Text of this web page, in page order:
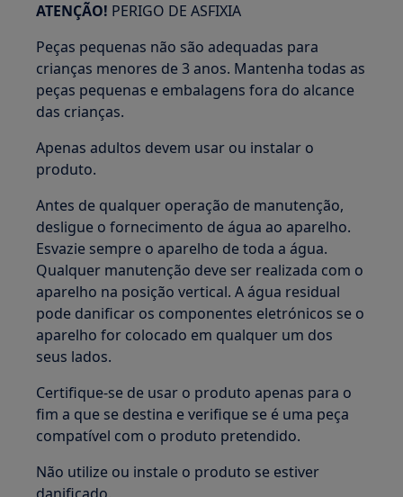
ATENÇÃO! PERIGO DE ASFIXIA
Peças pequenas não são adequadas para
crianças menores de 3 anos. Mantenha todas as
peças pequenas e embalagens fora do alcance
das crianças.
Apenas adultos devem usar ou instalar o
produto.
Antes de qualquer operação de manutenção,
desligue o fornecimento de água ao aparelho.
Esvazie sempre o aparelho de toda a água.
Qualquer manutenção deve ser realizada com o
aparelho na posição vertical. A água residual
pode danificar os componentes eletrónicos se o
aparelho for colocado em qualquer um dos
seus lados.
Certifique-se de usar o produto apenas para o
fim a que se destina e verifique se é uma peça
compatível com o produto pretendido.
Não utilize ou instale o produto se estiver